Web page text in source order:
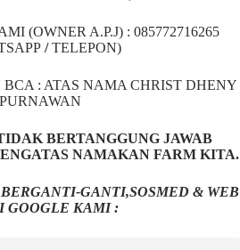
(OWNER A.P.J) : 085772716265
/TELEPON)
: ATAS NAMA CHRIST DHENY
PURNAWAN
BERTANGGUNG JAWAB
NAMAKAN FARM KITA.
GANTI,SOSMED & WEB
GOOGLE KAMI :